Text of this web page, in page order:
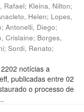
Rafael; Kleina, Nilton;
Helen; Lopes,
; Antonelli, Diego;
Crislaine; Borges,
; Sordi, Renato;
notícias a
publicadas entre 02
o processo de